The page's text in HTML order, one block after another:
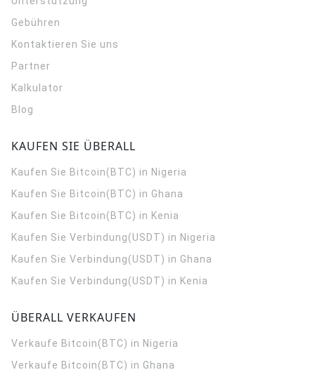
Gebühren
Kontaktieren Sie uns
Partner
Kalkulator
Blog
KAUFEN SIE ÜBERALL
Kaufen Sie Bitcoin(BTC) in Nigeria
Kaufen Sie Bitcoin(BTC) in Ghana
Kaufen Sie Bitcoin(BTC) in Kenia
Kaufen Sie Verbindung(USDT) in Nigeria
Kaufen Sie Verbindung(USDT) in Ghana
Kaufen Sie Verbindung(USDT) in Kenia
ÜBERALL VERKAUFEN
Verkaufe Bitcoin(BTC) in Nigeria
Verkaufe Bitcoin(BTC) in Ghana